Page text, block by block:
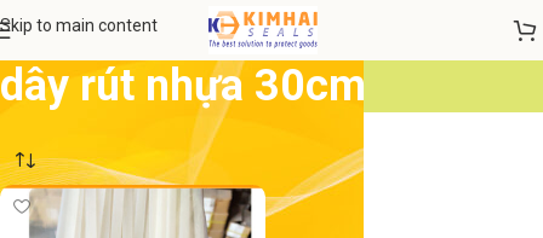
Skip to main content
dây rút nhựa 30cm